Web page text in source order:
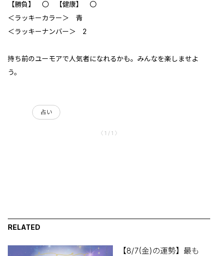
【勝負】 〇 【健康】 〇
＜ラッキーカラー＞ 青
＜ラッキーナンバー＞ 2
持ち前のユーモアで人気者になれるかも。みんなを楽しませよ
う。
占い
〈 1 / 1 〉
RELATED
【8/7(金)の運勢】最も